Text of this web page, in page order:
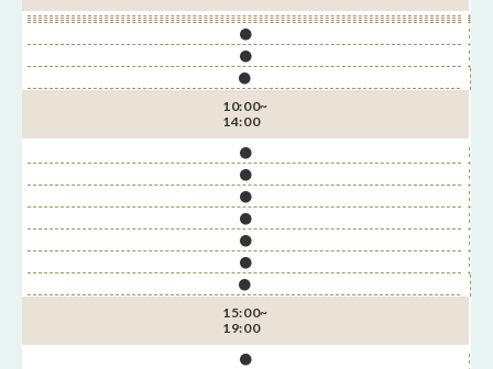
●
●
●
10:00~
14:00
●
●
●
●
●
●
●
15:00~
19:00
●